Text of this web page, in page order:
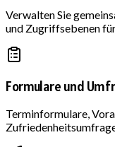
Verwalten Sie
und Zugriffsebenen
Formulare und
Terminformulare,